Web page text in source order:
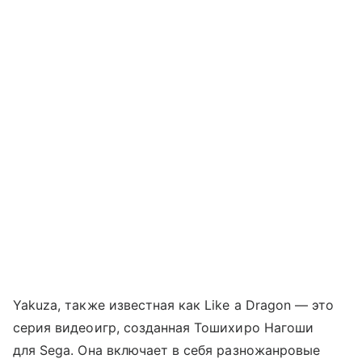
Yakuza, также известная как Like a Dragon — это
серия видеоигр, созданная Тошихиро Нагоши
для Sega. Она включает в себя разножанровые